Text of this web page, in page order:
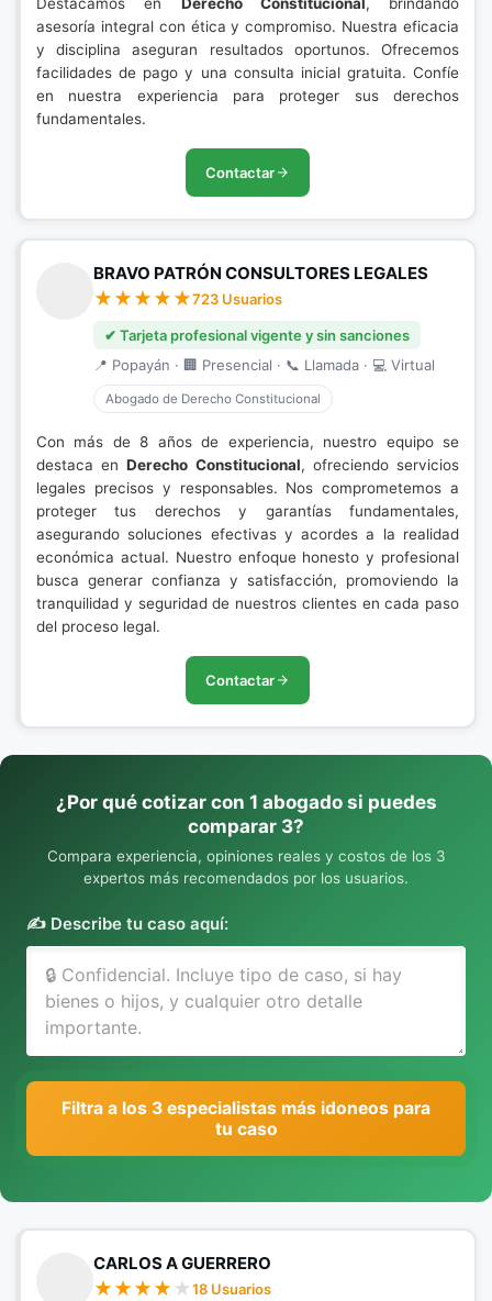
asesoría integral con ética y compromiso. Nuestra eficacia
y disciplina aseguran resultados oportunos. Ofrecemos
facilidades de pago y una consulta inicial gratuita. Confíe
en nuestra experiencia para proteger sus derechos
fundamentales.
Contactar
BRAVO PATRÓN CONSULTORES LEGALES
723 Usuarios
✔ Tarjeta profesional vigente y sin sanciones
📍 Popayán · 🏢 Presencial · 📞 Llamada · 💻 Virtual
Abogado de Derecho Constitucional
Con más de 8 años de experiencia, nuestro equipo se
destaca enDerecho Constitucional, ofreciendo servicios
legales precisos y responsables. Nos comprometemos a
proteger tus derechos y garantías fundamentales,
asegurando soluciones efectivas y acordes a la realidad
económica actual. Nuestro enfoque honesto y profesional
busca generar confianza y satisfacción, promoviendo la
tranquilidad y seguridad de nuestros clientes en cada paso
del proceso legal.
Contactar
¿Por qué cotizar con 1 abogado si puedes
comparar 3?
Compara experiencia, opiniones reales y costos de los 3
expertos más recomendados por los usuarios.
✍️ Describe tu caso aquí:
Filtra a los 3 especialistas más idoneos para
tu caso
CARLOS A GUERRERO
18 Usuarios